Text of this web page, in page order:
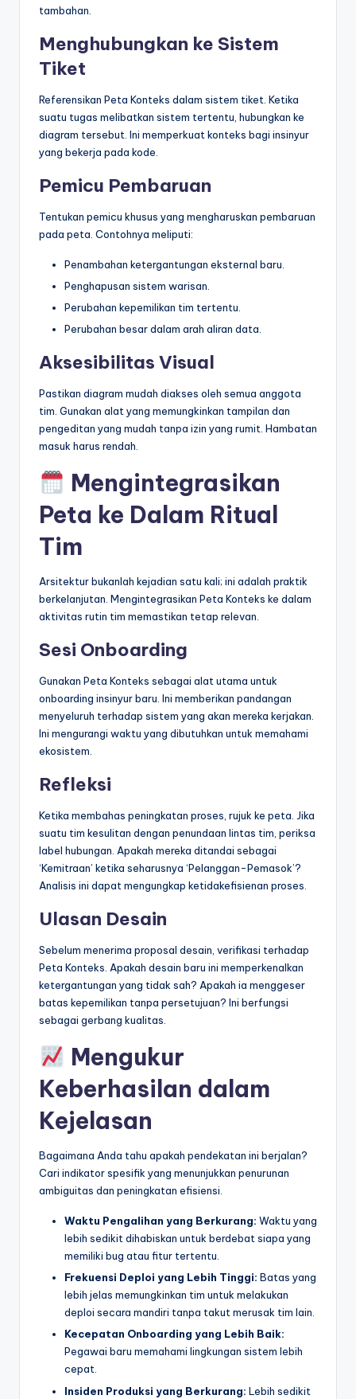
tambahan.
Menghubungkan ke Sistem
Tiket
Referensikan Peta Konteks dalam sistem tiket. Ketika
suatu tugas melibatkan sistem tertentu, hubungkan ke
diagram tersebut. Ini memperkuat konteks bagi insinyur
yang bekerja pada kode.
Pemicu Pembaruan
Tentukan pemicu khusus yang mengharuskan pembaruan
pada peta. Contohnya meliputi:
Penambahan ketergantungan eksternal baru.
Penghapusan sistem warisan.
Perubahan kepemilikan tim tertentu.
Perubahan besar dalam arah aliran data.
Aksesibilitas Visual
Pastikan diagram mudah diakses oleh semua anggota
tim. Gunakan alat yang memungkinkan tampilan dan
pengeditan yang mudah tanpa izin yang rumit. Hambatan
masuk harus rendah.
Mengintegrasikan
Peta ke Dalam Ritual
Tim
Arsitektur bukanlah kejadian satu kali; ini adalah praktik
berkelanjutan. Mengintegrasikan Peta Konteks ke dalam
aktivitas rutin tim memastikan tetap relevan.
Sesi Onboarding
Gunakan Peta Konteks sebagai alat utama untuk
onboarding insinyur baru. Ini memberikan pandangan
menyeluruh terhadap sistem yang akan mereka kerjakan.
Ini mengurangi waktu yang dibutuhkan untuk memahami
ekosistem.
Refleksi
Ketika membahas peningkatan proses, rujuk ke peta. Jika
suatu tim kesulitan dengan penundaan lintas tim, periksa
label hubungan. Apakah mereka ditandai sebagai
‘Kemitraan’ ketika seharusnya ‘Pelanggan-Pemasok’?
Analisis ini dapat mengungkap ketidakefisienan proses.
Ulasan Desain
Sebelum menerima proposal desain, verifikasi terhadap
Peta Konteks. Apakah desain baru ini memperkenalkan
ketergantungan yang tidak sah? Apakah ia menggeser
batas kepemilikan tanpa persetujuan? Ini berfungsi
sebagai gerbang kualitas.
Mengukur
Keberhasilan dalam
Kejelasan
Bagaimana Anda tahu apakah pendekatan ini berjalan?
Cari indikator spesifik yang menunjukkan penurunan
ambiguitas dan peningkatan efisiensi.
Waktu Pengalihan yang Berkurang: Waktu yang
lebih sedikit dihabiskan untuk berdebat siapa yang
memiliki bug atau fitur tertentu.
Frekuensi Deploi yang Lebih Tinggi: Batas yang
lebih jelas memungkinkan tim untuk melakukan
deploi secara mandiri tanpa takut merusak tim lain.
Kecepatan Onboarding yang Lebih Baik:
Pegawai baru memahami lingkungan sistem lebih
cepat.
Insiden Produksi yang Berkurang: Lebih sedikit